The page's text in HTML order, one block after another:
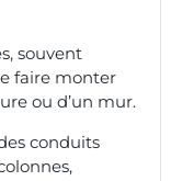
souvent
faire monter
ou d’un mur.
conduits